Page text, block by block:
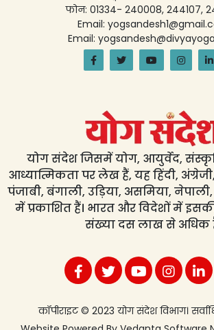
फोन: 01334- 240008, 244107,
Email:
Email:
योग संदेश जिसमें योग, आयुर्वेद,
आध्यात्मिकता पर लेख हैं, यह हिंदी,
पंजाबी, बंगाली, उड़िया, असमिया,
में प्रकाशित हैं। भारत और विदेशों में
संख्या दस लाख से अधिक
कॉपीराइट © 2023 योग संदेश विभाग।